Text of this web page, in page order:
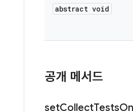
abstract void
공개 메서드
setCollectTests